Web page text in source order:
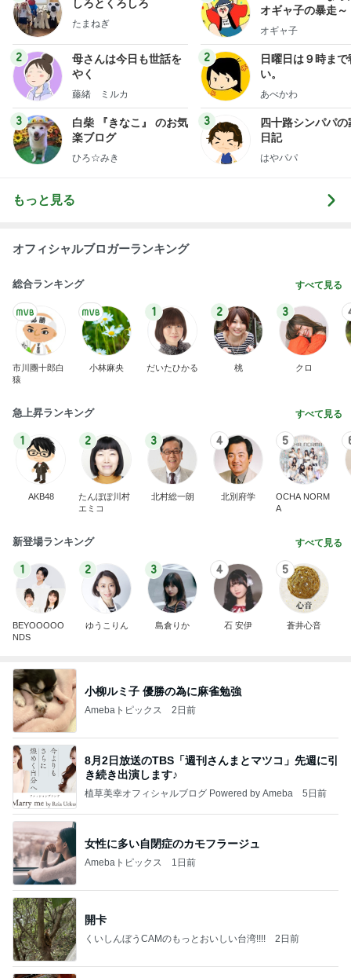
しろとくろしろ
たまねぎ
2
母さんは今日も世話を
やく
藤緒 ミルカ
3
白柴 『きなこ』 のお気
楽ブログ
ひろ☆みき
オギャ子の暴走～
オギャ子
2
日曜日は９時まで
い。
あべかわ
3
四十路シンパパの
日記
はやパパ
もっと見る
オフィシャルブロガーランキング
総合ランキング すべて見る
市川團十郎白
猿
小林麻央
1
だいたひかる
2
桃
3
クロ
急上昇ランキング すべて見る
1
AKB48
2
たんぽぽ川村
エミコ
3
北村総一朗
4
北別府学
5
OCHA NORM
A
新登場ランキング すべて見る
1
BEYOOOOO
NDS
2
ゆうこりん
3
島倉りか
4
石 安伊
5
蒼井心音
小柳ルミ子 優勝の為に麻雀勉強
Amebaトピックス 2日前
8月2日放送のTBS「週刊さんまとマツコ」先週に引
き続き出演します♪
植草美幸オフィシャルブログ Powered by Ameba 5日前
女性に多い自閉症のカモフラージュ
Amebaトピックス 1日前
開卡
くいしんぼうCAMのもっとおいしい台湾!!!! 2日前